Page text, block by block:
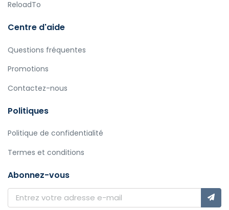
ReloadTo
Centre d'aide
Questions fréquentes
Promotions
Contactez-nous
Politiques
Politique de confidentialité
Termes et conditions
Abonnez-vous